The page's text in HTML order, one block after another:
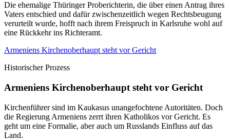
Die ehemalige Thüringer Proberichterin, die über einen Antrag ihres
Vaters entschied und dafür zwischenzeitlich wegen Rechtsbeugung
verurteilt wurde, hofft nach ihrem Freispruch in Karlsruhe wohl auf
eine Rückkehr ins Richteramt.
Armeniens Kirchenoberhaupt steht vor Gericht
Historischer Prozess
Armeniens Kirchenoberhaupt steht vor Gericht
Kirchenführer sind im Kaukasus unangefochtene Autoritäten. Doch
die Regierung Armeniens zerrt ihren Katholikos vor Gericht. Es
geht um eine Formalie, aber auch um Russlands Einfluss auf das
Land.